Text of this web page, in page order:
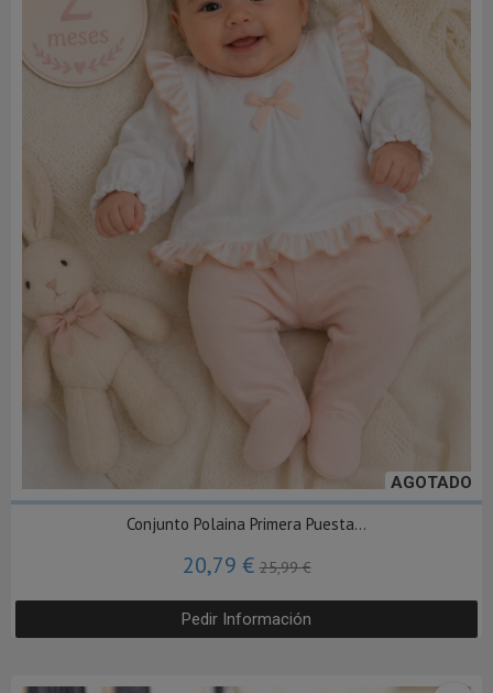
AGOTADO
Conjunto Polaina Primera Puesta...
20,79 €25,99 €
Pedir Información